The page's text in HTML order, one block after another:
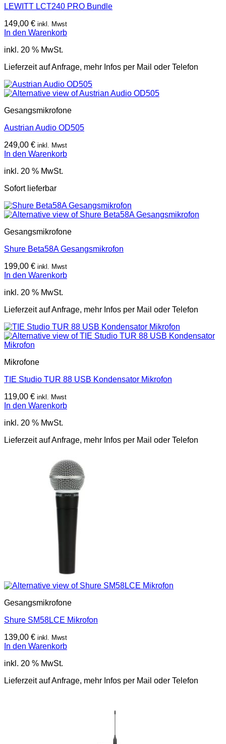
LEWITT LCT240 PRO Bundle
149,00 € inkl. Mwst
In den Warenkorb
inkl. 20 % MwSt.
Lieferzeit auf Anfrage, mehr Infos per Mail oder Telefon
Gesangsmikrofone
Austrian Audio OD505
249,00 € inkl. Mwst
In den Warenkorb
inkl. 20 % MwSt.
Sofort lieferbar
Gesangsmikrofone
Shure Beta58A Gesangsmikrofon
199,00 € inkl. Mwst
In den Warenkorb
inkl. 20 % MwSt.
Lieferzeit auf Anfrage, mehr Infos per Mail oder Telefon
Mikrofone
TIE Studio TUR 88 USB Kondensator Mikrofon
119,00 € inkl. Mwst
In den Warenkorb
inkl. 20 % MwSt.
Lieferzeit auf Anfrage, mehr Infos per Mail oder Telefon
Gesangsmikrofone
Shure SM58LCE Mikrofon
139,00 € inkl. Mwst
In den Warenkorb
inkl. 20 % MwSt.
Lieferzeit auf Anfrage, mehr Infos per Mail oder Telefon